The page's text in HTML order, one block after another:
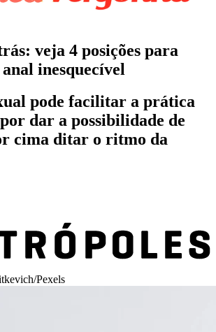
veja 4 posições para
inesquecível
pode facilitar a prática
dar a possibilidade de
cima ditar o ritmo da
Pexels